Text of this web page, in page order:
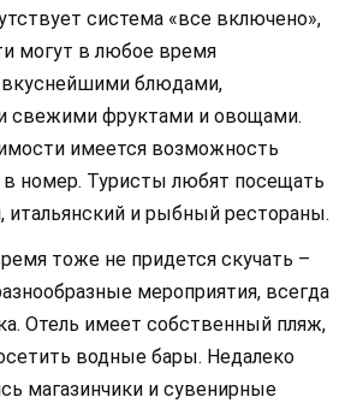
система «все включено»,
могут в любое время
вкуснейшими блюдами,
свежими фруктами и овощами.
имеется возможность
в номер. Туристы любят посещать
итальянский и рыбный рестораны.
тоже не придется скучать –
мероприятия, всегда
Отель имеет собственный пляж,
водные бары. Недалеко
магазинчики и сувенирные